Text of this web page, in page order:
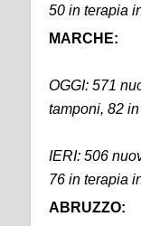
50 in terapia
MARCHE:
OGGI: 571
tamponi, 82
IERI: 506
76 in terapia
ABRUZZO: